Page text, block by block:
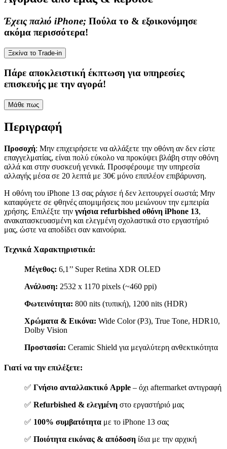
Έχεις παλιό iPhone; Πούλα το & εξοικονόμησε
ακόμα περισσότερα!
Ξεκίνα το Trade-in
Πάρε αποκλειστική έκπτωση για υπηρεσίες
επισκευής με την αγορά!
Μάθε πως
Περιγραφή
Προσοχή: Μην επιχειρήσετε να αλλάξετε την οθόνη αν δεν είστε
επαγγελματίας, είναι πολύ εύκολο να προκύψει βλάβη στην οθόνη
αλλά και στην συσκευή γενικά. Προσφέρουμε την υπηρεσία
αλλαγής μέσα σε 20 λεπτά με 30€ μόνο επιπλέον επιβάρυνση.
Η οθόνη του iPhone 13 σας ράγισε ή δεν λειτουργεί σωστά; Μην
καταφύγετε σε φθηνές απομιμήσεις που μειώνουν την εμπειρία
χρήσης. Επιλέξτε την γνήσια refurbished οθόνη iPhone 13,
ανακατασκευασμένη και ελεγμένη σχολαστικά στο εργαστήριό
μας, ώστε να αποδίδει σαν καινούρια.
Τεχνικά Χαρακτηριστικά:
Μέγεθος: 6,1’’ Super Retina XDR OLED
Ανάλυση: 2532 x 1170 pixels (~460 ppi)
Φωτεινότητα: 800 nits (τυπική), 1200 nits (HDR)
Χρώματα & Εικόνα: Wide Color (P3), True Tone, HDR10,
Dolby Vision
Προστασία: Ceramic Shield για μεγαλύτερη ανθεκτικότητα
Γιατί να την επιλέξετε:
✅ Γνήσιο ανταλλακτικό Apple – όχι aftermarket αντιγραφή
✅ Refurbished & ελεγμένη στο εργαστήριό μας
✅ 100% συμβατότητα με το iPhone 13 σας
✅ Ποιότητα εικόνας & απόδοση ίδια με την αρχική